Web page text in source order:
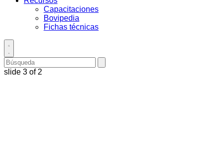
Capacitaciones
Bovipedia
Fichas técnicas
Toggle
search
Buscar
por
búsqueda
slide 3 of 2